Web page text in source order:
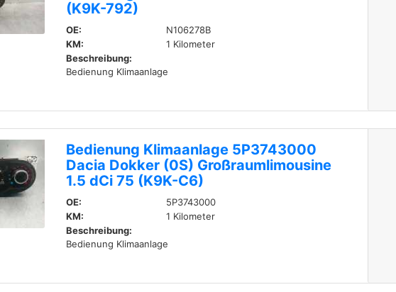
(K9K-792)
OE:
N106278B
KM:
1 Kilometer
Beschreibung:
Bedienung Klimaanlage
Bedienung Klimaanlage 5P3743000
Dacia Dokker (0S) Großraumlimousine
1.5 dCi 75 (K9K-C6)
OE:
5P3743000
KM:
1 Kilometer
Beschreibung:
Bedienung Klimaanlage